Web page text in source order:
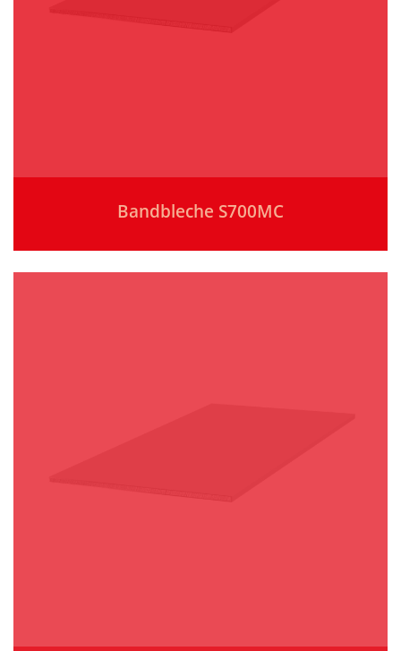
Bandbleche S700MC